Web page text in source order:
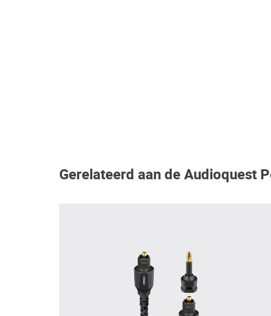
Gerelateerd aan de Audioquest